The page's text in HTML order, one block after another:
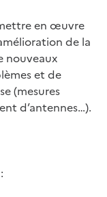
en œuvre
de la
nouveaux
et de
(mesures
d’antennes…).